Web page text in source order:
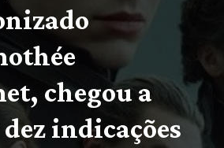
chegou a
indicações